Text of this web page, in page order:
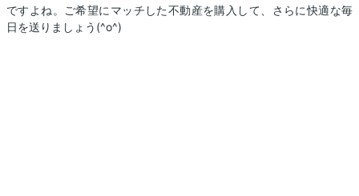
ですよね。ご希望にマッチした不動産を購入して、さらに快適な毎
日を送りましょう(^o^)